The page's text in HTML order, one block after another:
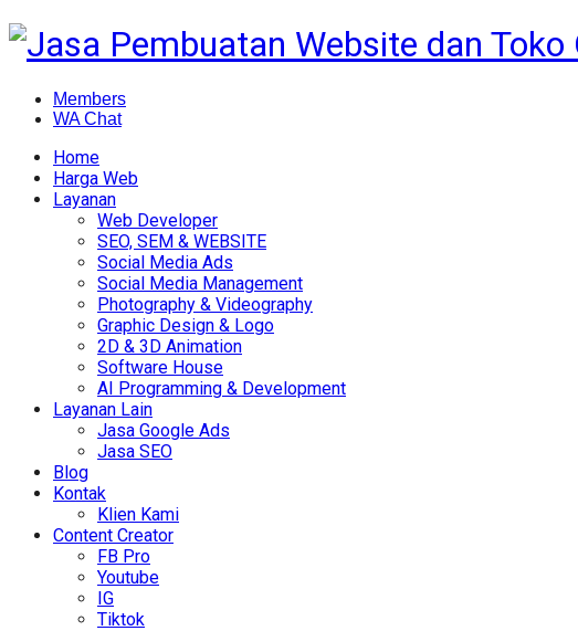
Members
WA Chat
Home
Harga Web
Layanan
Web Developer
SEO, SEM & WEBSITE
Social Media Ads
Social Media Management
Photography & Videography
Graphic Design & Logo
2D & 3D Animation
Software House
AI Programming & Development
Layanan Lain
Jasa Google Ads
Jasa SEO
Blog
Kontak
Klien Kami
Content Creator
FB Pro
Youtube
IG
Tiktok